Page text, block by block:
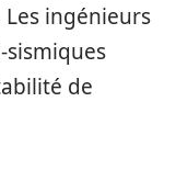
ingénieurs
de